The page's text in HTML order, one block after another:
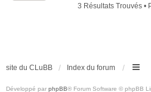
3 Résultats Trouvés •
site du CLuBB Index du forum
Développé par phpBB® Forum Software © phpBB